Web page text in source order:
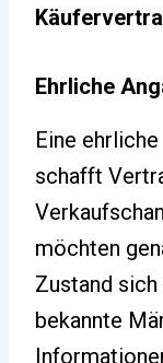
Ehrliche
Eine
schafft
möchten
Zustand
bekannte